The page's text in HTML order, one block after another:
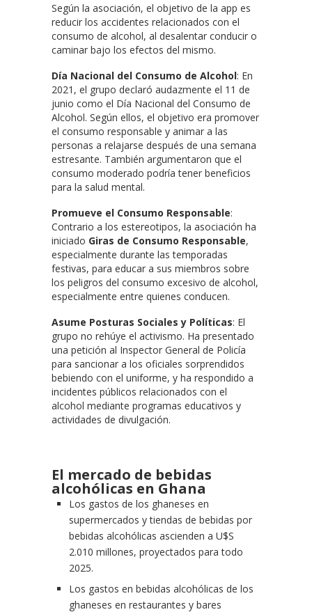
Según la asociación, el objetivo de la app es
reducir los accidentes relacionados con el
consumo de alcohol, al desalentar conducir o
caminar bajo los efectos del mismo.
Día Nacional del Consumo de Alcohol: En
2021, el grupo declaró audazmente el 11 de
junio como el Día Nacional del Consumo de
Alcohol. Según ellos, el objetivo era promover
el consumo responsable y animar a las
personas a relajarse después de una semana
estresante. También argumentaron que el
consumo moderado podría tener beneficios
para la salud mental.
Promueve el Consumo Responsable:
Contrario a los estereotipos, la asociación ha
iniciado Giras de Consumo Responsable,
especialmente durante las temporadas
festivas, para educar a sus miembros sobre
los peligros del consumo excesivo de alcohol,
especialmente entre quienes conducen.
Asume Posturas Sociales y Políticas: El
grupo no rehúye el activismo. Ha presentado
una petición al Inspector General de Policía
para sancionar a los oficiales sorprendidos
bebiendo con el uniforme, y ha respondido a
incidentes públicos relacionados con el
alcohol mediante programas educativos y
actividades de divulgación.
El mercado de bebidas
alcohólicas en Ghana
Los gastos de los ghaneses en
supermercados y tiendas de bebidas por
bebidas alcohólicas ascienden a U$S
2.010 millones, proyectados para todo
2025.
Los gastos en bebidas alcohólicas de los
ghaneses en restaurantes y bares